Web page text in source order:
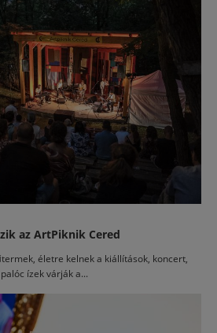
az ArtPiknik Cered
életre kelnek a kiállítások, koncert,
ízek várják a...